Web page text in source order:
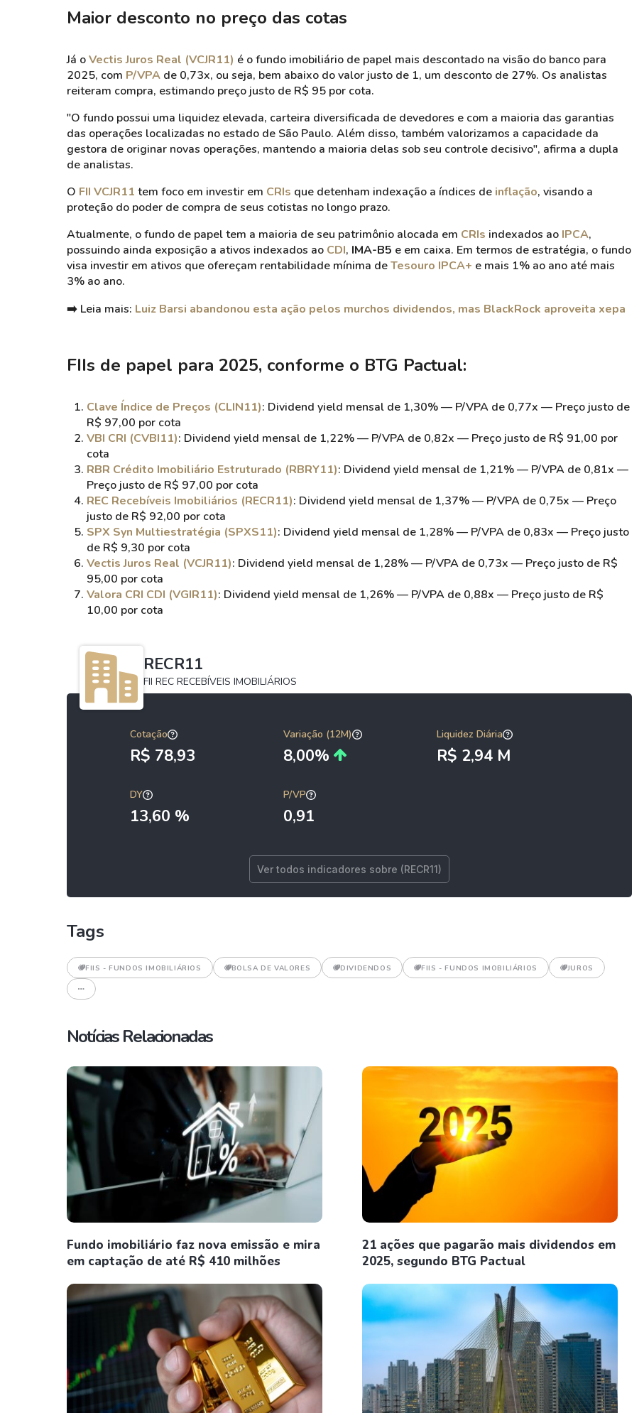
Maior desconto no preço das cotas
Já oVectis Juros Real (VCJR11) é o fundo imobiliário de papel mais descontado na visão do banco para
2025, com P/VPA de 0,73x, ou seja, bem abaixo do valor justo de 1, um desconto de 27%. Os analistas
reiteram compra, estimando preço justo de R$ 95 por cota.
"O fundo possui uma liquidez elevada, carteira diversificada de devedores e com a maioria das garantias
das operações localizadas no estado de São Paulo. Além disso, também valorizamos a capacidade da
gestora de originar novas operações, mantendo a maioria delas sob seu controle decisivo", afirma a dupla
de analistas.
O FII VCJR11 tem foco em investir em CRIs que detenham indexação a índices de inflação, visando a
proteção do poder de compra de seus cotistas no longo prazo.
Atualmente, o fundo de papel tem a maioria de seu patrimônio alocada em CRIs indexados ao IPCA,
possuindo ainda exposição a ativos indexados ao CDI, IMA-B5 e em caixa. Em termos de estratégia, o fundo
visa investir em ativos que ofereçam rentabilidade mínima deTesouro IPCA+ e mais 1% ao ano até mais
3% ao ano.
➡️ Leia mais: Luiz Barsi abandonou esta ação pelos murchos dividendos, mas BlackRock aproveita xepa
FIIs de papel para 2025, conforme o BTG Pactual:
Clave Índice de Preços (CLIN11): Dividend yield mensal de 1,30% — P/VPA de 0,77x — Preço justo de
R$ 97,00 por cota
VBI CRI (CVBI11): Dividend yield mensal de 1,22% — P/VPA de 0,82x — Preço justo de R$ 91,00 por
cota
RBR Crédito Imobiliário Estruturado (RBRY11): Dividend yield mensal de 1,21% — P/VPA de 0,81x —
Preço justo de R$ 97,00 por cota
REC Recebíveis Imobiliários (RECR11): Dividend yield mensal de 1,37% — P/VPA de 0,75x — Preço
justo de R$ 92,00 por cota
SPX Syn Multiestratégia (SPXS11): Dividend yield mensal de 1,28% — P/VPA de 0,83x — Preço justo
de R$ 9,30 por cota
Vectis Juros Real (VCJR11): Dividend yield mensal de 1,28% — P/VPA de 0,73x — Preço justo de R$
95,00 por cota
Valora CRI CDI (VGIR11): Dividend yield mensal de 1,26% — P/VPA de 0,88x — Preço justo de R$
10,00 por cota
RECR11
FII REC RECEBÍVEIS IMOBILIÁRIOS
Cotação
R$ 78,93
Variação (12M)
8,00%
Liquidez Diária
R$ 2,94 M
DY
13,60 %
P/VP
0,91
Ver todos indicadores sobre (RECR11)
Tags
FIIS - FUNDOS IMOBILIÁRIOS BOLSA DE VALORES DIVIDENDOS FIIS - FUNDOS IMOBILIÁRIOS JUROS
Notícias Relacionadas
Fundo imobiliário faz nova emissão e mira
em captação de até R$ 410 milhões
21 ações que pagarão mais dividendos em
2025, segundo BTG Pactual